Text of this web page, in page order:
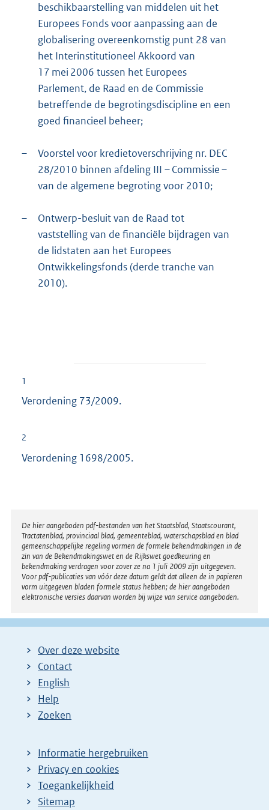
beschikbaarstelling van middelen uit het
Europees Fonds voor aanpassing aan de
globalisering overeenkomstig punt 28 van
het Interinstitutioneel Akkoord van
17 mei 2006 tussen het Europees
Parlement, de Raad en de Commissie
betreffende de begrotingsdiscipline en een
goed financieel beheer;
–
Voorstel voor kredietoverschrijving nr. DEC
28/2010 binnen afdeling III – Commissie –
van de algemene begroting voor 2010;
–
Ontwerp-besluit van de Raad tot
vaststelling van de financiële bijdragen van
de lidstaten aan het Europees
Ontwikkelingsfonds (derde tranche van
2010).
1
Verordening 73/2009.
2
Verordening 1698/2005.
Disclaimer
De hier aangeboden pdf-bestanden van het Staatsblad, Staatscourant,
Tractatenblad, provinciaal blad, gemeenteblad, waterschapsblad en blad
gemeenschappelijke regeling vormen de formele bekendmakingen in de
zin van de Bekendmakingswet en de Rijkswet goedkeuring en
bekendmaking verdragen voor zover ze na 1 juli 2009 zijn uitgegeven.
Voor pdf-publicaties van vóór deze datum geldt dat alleen de in papieren
vorm uitgegeven bladen formele status hebben; de hier aangeboden
elektronische versies daarvan worden bij wijze van service aangeboden.
Over deze website
Contact
English
Help
Zoeken
Informatie hergebruiken
Privacy en cookies
Toegankelijkheid
Sitemap